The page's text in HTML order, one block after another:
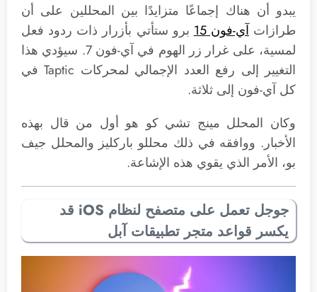
يبدو أن هناك إجماعًا متزايدًا بين المحللين على أن
طرازاتآي-فون 15
برو ستأتي بأزرار ذات ردود فعل
لمسية، على غرار زر الهوم في آي-فون 7. سيؤدي هذا
التغيير إلى رفع العدد الإجمالي لمحركات Taptic في
كل آي-فون إلى ثلاثة.
وكان المحلل مينج تشي كو هو أول من قال بهذه
الأخبار. ووافقه في ذلك محللو باركليز والمحلل جيف
بو، الأمر الذي يقوي هذه الإشاعة.
جوجل تعمل على متصفح لنظام iOS قد
يكسر قواعد متجر تطبيقات آبل